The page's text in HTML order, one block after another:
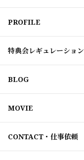
PROFILE
特典会レギュレーション
BLOG
MOVIE
CONTACT・仕事依頼